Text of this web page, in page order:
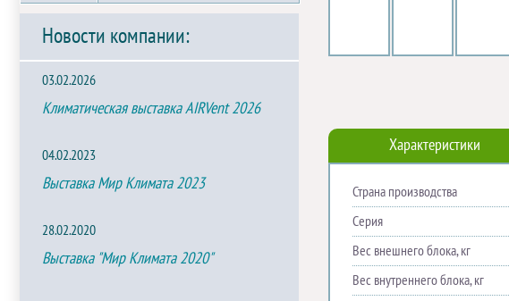
Новости компании:
03.02.2026
Климатическая выставка AIRVent 2026
04.02.2023
Выставка Мир Климата 2023
28.02.2020
Выставка "Мир Климата 2020"
Характеристики
Страна производства
Серия
Вес внешнего блока, кг
Вес внутреннего блока, кг